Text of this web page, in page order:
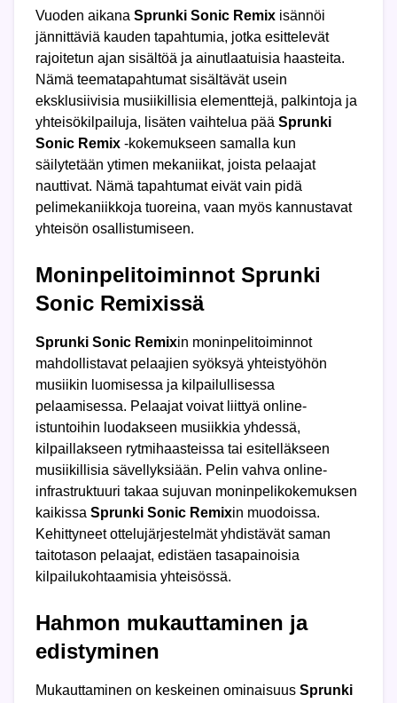
Vuoden aikana Sprunki Sonic Remix isännöi
jännittäviä kauden tapahtumia, jotka esittelevät
rajoitetun ajan sisältöä ja ainutlaatuisia haasteita.
Nämä teematapahtumat sisältävät usein
eksklusiivisia musiikillisia elementtejä, palkintoja ja
yhteisökilpailuja, lisäten vaihtelua pää Sprunki
Sonic Remix -kokemukseen samalla kun
säilytetään ytimen mekaniikat, joista pelaajat
nauttivat. Nämä tapahtumat eivät vain pidä
pelimekaniikkoja tuoreina, vaan myös kannustavat
yhteisön osallistumiseen.
Moninpelitoiminnot Sprunki
Sonic Remixissä
Sprunki Sonic Remixin moninpelitoiminnot
mahdollistavat pelaajien syöksyä yhteistyöhön
musiikin luomisessa ja kilpailullisessa
pelaamisessa. Pelaajat voivat liittyä online-
istuntoihin luodakseen musiikkia yhdessä,
kilpaillakseen rytmihaasteissa tai esitelläkseen
musiikillisia sävellyksiään. Pelin vahva online-
infrastruktuuri takaa sujuvan moninpelikokemuksen
kaikissa Sprunki Sonic Remixin muodoissa.
Kehittyneet ottelujärjestelmät yhdistävät saman
taitotason pelaajat, edistäen tasapainoisia
kilpailukohtaamisia yhteisössä.
Hahmon mukauttaminen ja
edistyminen
Mukauttaminen on keskeinen ominaisuus Sprunki